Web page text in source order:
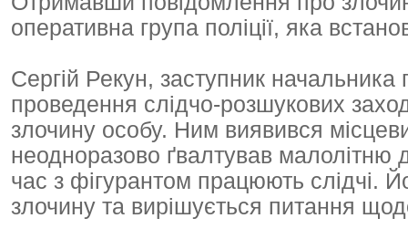
оперативна група поліції, яка
Сергій Рекун, заступник
проведення слідчо-розшукових
злочину особу. Ним виявився
неодноразово ґвалтував
час з фігурантом працюють слідчі.
злочину та вирішується питання